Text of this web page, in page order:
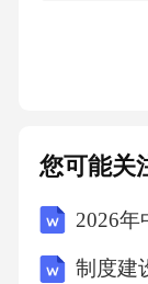
游见闻中
图：时政
题1：探本
联：1.权利
景中见权利
您可能关
制度建